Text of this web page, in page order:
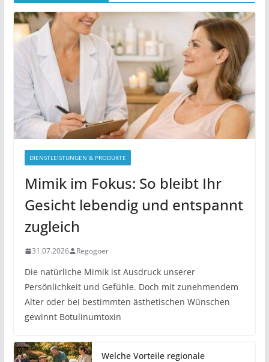
DIENSTLEISTUNGEN & PRODUKTE
Mimik im Fokus: So bleibt Ihr
Gesicht lebendig und entspannt
zugleich
31.07.2026 Regogoer
Die natürliche Mimik ist Ausdruck unserer
Persönlichkeit und Gefühle. Doch mit zunehmendem
Alter oder bei bestimmten ästhetischen Wünschen
gewinnt Botulinumtoxin
Welche Vorteile regionale